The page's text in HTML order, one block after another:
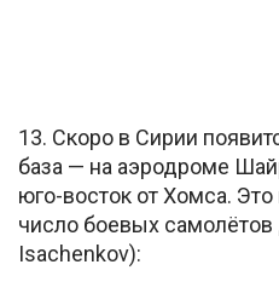
13. Скоро в Сирии
база — на аэродроме
юго-восток от Хомса.
число боевых
Isachenkov):